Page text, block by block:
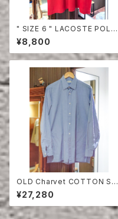
" SIZE 6 " LACOSTE POLO
SHIRT RED
¥8,800
OLD Charvet COTTON SHI
RT
¥27,280